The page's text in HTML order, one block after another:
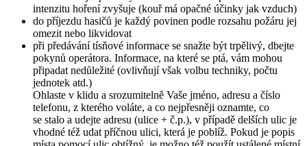
intenzitu hoření zvyšuje (kouř má opačné účinky jak vzduch)
do příjezdu hasičů je každý povinen podle rozsahu požáru jej
omezit nebo likvidovat
při předávání tísňové informace se snažte být trpělivý, dbejte
pokynů operátora. Informace, na které se ptá, vám mohou
připadat nedůležité (ovlivňují však volbu techniky, počtu
jednotek atd.)
Ohlaste v klidu a srozumitelně Vaše jméno, adresu a číslo
telefonu, z kterého voláte, a co nejpřesněji oznamte, co
se stalo a udejte adresu (ulice + č.p.), v případě delších ulic je
vhodné též udat příčnou ulici, která je poblíž. Pokud je popis